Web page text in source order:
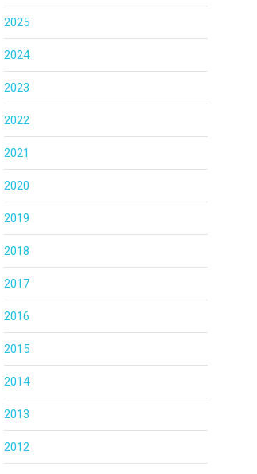
2025
2024
2023
2022
2021
2020
2019
2018
2017
2016
2015
2014
2013
2012